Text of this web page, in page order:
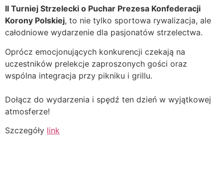
II Turniej Strzelecki o Puchar Prezesa Konfederacji
Korony Polskiej, to nie tylko sportowa rywalizacja, ale
całodniowe wydarzenie dla pasjonatów strzelectwa.
Oprócz emocjonujących konkurencji czekają na
uczestników prelekcje zaproszonych gości oraz
wspólna integracja przy pikniku i grillu.
Dołącz do wydarzenia i spędź ten dzień w wyjątkowej
atmosferze!
Szczegóły link